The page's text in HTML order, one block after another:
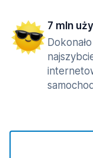
7 mln